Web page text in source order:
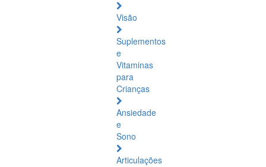
Visão
Suplementos
e
Vitaminas
para
Crianças
Ansiedade
e
Sono
Articulações